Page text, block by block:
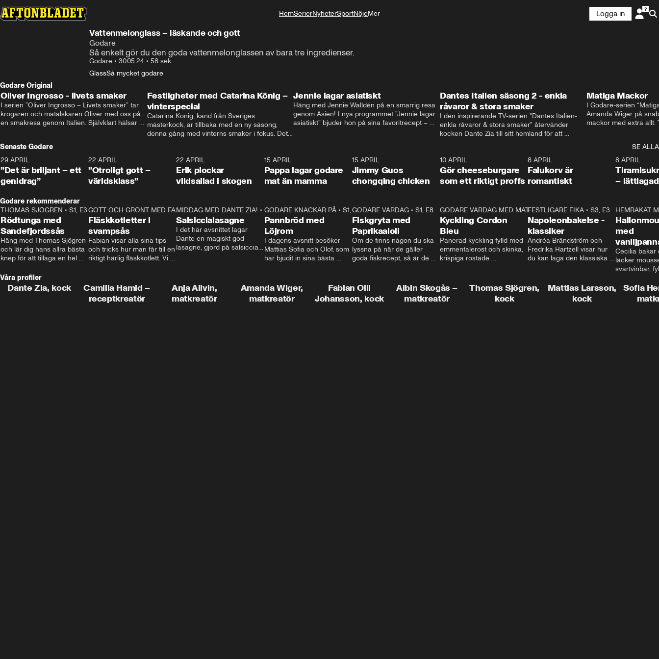
HemSerierNyheterSportNöjeMer
Logga in
Vattenmelonglass – läskande och gott
Godare
Så enkelt gör du den goda vattenmelonglassen av bara tre ingredienser.
Godare • 30.05.24 • 58 sek
GlassSå mycket godare
Godare Original
Oliver Ingrosso - livets smaker
I serien ”Oliver Ingrosso – Livets smaker” tar
krögaren och matälskaren Oliver med oss på
en smakresa genom Italien. Självklart hälsar
Festligheter med Catarina König –
vinterspecial
Catarina König, känd från Sveriges
mästerkock, är tillbaka med en ny säsong,
denna gång med vinterns smaker i fokus. Det
Jennie lagar asiatiskt
Häng med Jennie Walldén på en smarrig resa
genom Asien! I nya programmet ”Jennie lagar
asiatiskt” bjuder hon på sina favoritrecept –
Dantes Italien säsong 2 - enkla
råvaror & stora smaker
I den inspirerande TV-serien "Dantes Italien-
enkla råvaror & stora smaker" återvänder
kocken Dante Zia till sitt hemland för att
Dante regionen Emilia-Romagna och staden
Parma, där han upptäcker den genuina
matfilosofin Cucina Povera.
Matiga Mackor
I Godare-serien
Amanda Wiger på
mackor med extra allt.
italiensk variant med
festliga snittar som
Senaste Godare
SE ALLA
0:50
29 APRIL
”Det är briljant – ett
genidrag”
1:00
22 APRIL
”Otroligt gott –
världsklass”
22 APRIL
Erik plockar
vildsallad i skogen
15 APRIL
Pappa lagar godare
mat än mamma
15 APRIL
Jimmy Guos
chongqing chicken
2:04
10 APRIL
Gör cheeseburgare
som ett riktigt proffs
0:43
8 APRIL
Falukorv är
romantiskt
8 APRIL
–
Godare rekommenderar
13:56
THOMAS SJÖGREN • S1, E3
Rödtunga med
Sandefjordssås
Häng med Thomas Sjögren
och lär dig hans allra bästa
knep för att tillaga en hel
helstekt rödtunga med
sandefjordssås och en
magisk sallad på pepparrot
12:17
GOTT OCH GRÖNT MED FABBE•S2, E2
Fläskkotletter i
svampsås
Fabian visar alla sina tips
och tricks hur man får till en
riktigt härlig fläskkotlett. Vi
Fredrik som lämnat stan
och sadlat om till grisbonde
på Gotland.
16:10
MIDDAG MED DANTE ZIA! •S1, E1
Salsiccialasagne
I det här avsnittet lagar
Dante en magiskt god
lasagne, gjord på salsiccia
26:05
GODARE KNACKAR PÅ• S1, E3
Pannbröd med
Löjrom
I dagens avsnitt besöker
Mattias Sofia och Olof, som
har bjudit in sina bästa
visar hur man skapar en
riktig restaurangupplevelse
hemma, dom där extra
9:22
GODARE VARDAG• S1, E8
Fiskgryta med
Paprikaaioli
Om de finns någon du ska
lyssna på när de gäller
goda fiskrecept, så är de
livets fiskgryta. Den perfekta
vardagsmatsfavoriten som
funkar lika bra alla dagar i
11:35
GODARE VARDAG MED MATTIAS LARSSON•S1, E6
Kyckling Cordon
Bleu
Panerad kyckling fylld med
emmentalerost och skinka,
krispiga rostade
brynt smör och ärtor... Låter
det inte som en given succé
på middagsbordet i veckan?
13:18
FESTLIGARE FIKA •S3, E3
Napoleonbakelse -
klassiker
Andréa Brändström och
Fredrika Hartzell visar hur
du kan laga den klassiska
som imponerar vid varje
tillfälle!
HEMBAKAT
med
Cecilia bakar
läcker
svartvinbär,
som vilar
smulbotten.
allting med
Våra profiler
Dante Zia, kock
Camilla Hamid –
receptkreatör
Anja Allvin,
matkreatör
Amanda Wiger,
matkreatör
Fabian Olli
Johansson, kock
Albin Skogås –
matkreatör
Thomas Sjögren,
kock
Mattias Larsson,
kock
Sofia